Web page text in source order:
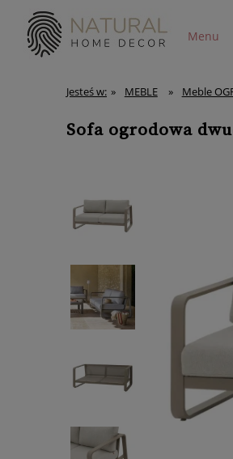
Menu
Jesteś w: » MEBLE » Meble
Sofa ogrodowa